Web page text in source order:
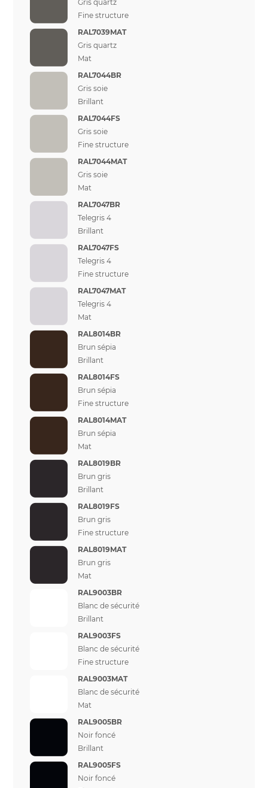
Gris quartz
Fine structure
RAL7039MAT
Gris quartz
Mat
RAL7044BR
Gris soie
Brillant
RAL7044FS
Gris soie
Fine structure
RAL7044MAT
Gris soie
Mat
RAL7047BR
Telegris 4
Brillant
RAL7047FS
Telegris 4
Fine structure
RAL7047MAT
Telegris 4
Mat
RAL8014BR
Brun sépia
Brillant
RAL8014FS
Brun sépia
Fine structure
RAL8014MAT
Brun sépia
Mat
RAL8019BR
Brun gris
Brillant
RAL8019FS
Brun gris
Fine structure
RAL8019MAT
Brun gris
Mat
RAL9003BR
Blanc de sécurité
Brillant
RAL9003FS
Blanc de sécurité
Fine structure
RAL9003MAT
Blanc de sécurité
Mat
RAL9005BR
Noir foncé
Brillant
RAL9005FS
Noir foncé